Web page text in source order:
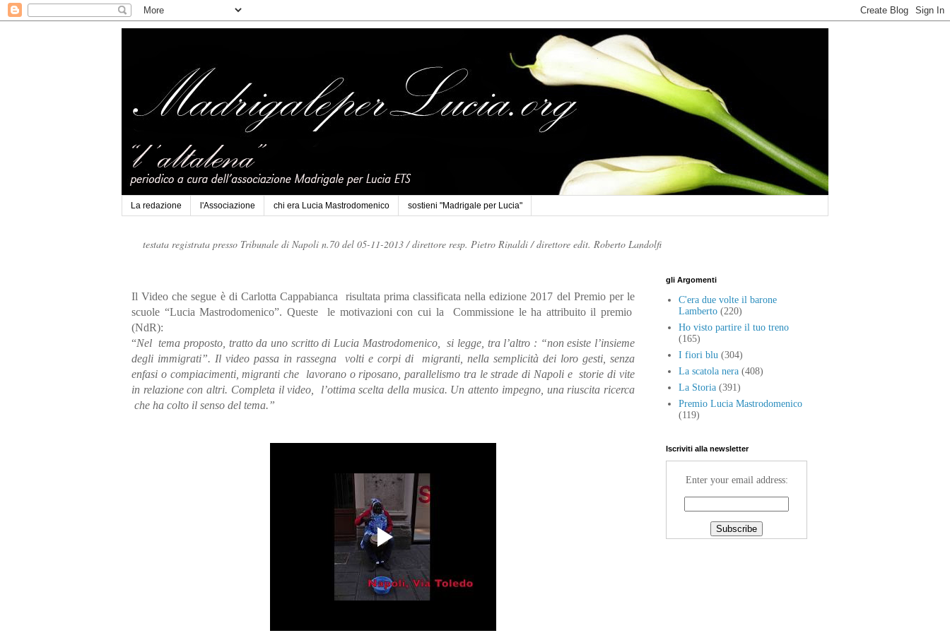
La redazione l'Associazione chi era Lucia Mastrodomenico sostieni "Madrigale per Lucia"
testata registrata presso Tribunale di Napoli n.70 del 05-11-2013 /direttore resp. Pietro Rinaldi /direttore edit. Roberto Landolfi
Il Video che segue è di Carlotta Cappabianca
risultata prima classificata nella edizione 2017 del Premio per le
scuole “Lucia Mastrodomenico”. Queste
le motivazioni con cui la
Commissione le ha attribuito il premio
(NdR):
“Nel tema proposto, tratto da uno scritto di Lucia Mastrodomenico,
si legge, tra l’altro : “non esiste l’insieme
degli immigrati”. Il video passa in rassegna
volti e corpi di
migranti, nella semplicità dei loro gesti, senza
enfasi o compiacimenti, migranti che
lavorano o riposano, parallelismo tra le strade di Napoli e storie di vite
in relazione con altri. Completa il video,
l’ottima scelta della musica. Un attento impegno, una riuscita ricerca
che ha colto il senso del tema.”
gli Argomenti
C'era due volte il barone
Lamberto (220)
Ho visto partire il tuo treno
(165)
I fiori blu (304)
La scatola nera (408)
La Storia (391)
Premio Lucia Mastrodomenico
(119)
Iscriviti alla newsletter
Enter your email address: